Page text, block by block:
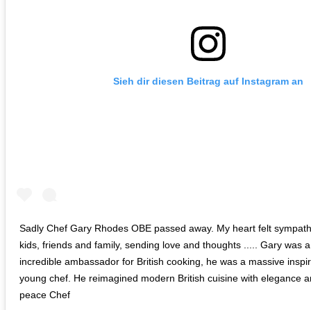
Sieh dir diesen Beitrag auf Instagram an
Sadly Chef Gary Rhodes OBE passed away. My heart felt
kids, friends and family, sending love and thoughts ..... Gary was
incredible ambassador for British cooking, he was a massive
young chef. He reimagined modern British cuisine with elegance
peace Chef